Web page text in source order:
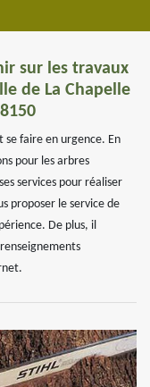
sur les travaux
de La Chapelle
se faire en urgence. En
pour les arbres
services pour réaliser
proposer le service de
De plus, il